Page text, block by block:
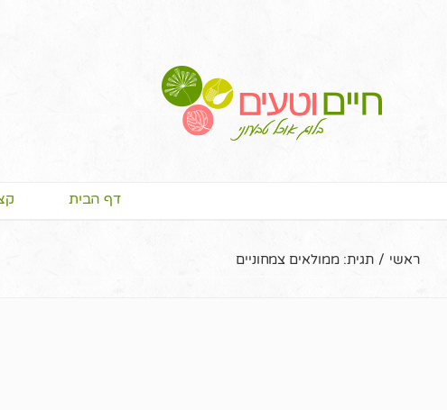
דף הבית
ראשי / תגית: ממולאים צמחוניים